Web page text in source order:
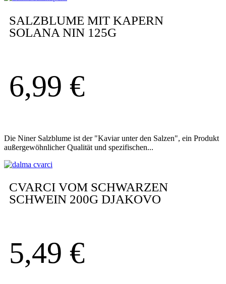
SALZBLUME MIT KAPERN
SOLANA NIN 125G
6,99 €
Die Niner Salzblume ist der "Kaviar unter den Salzen", ein Produkt
außergewöhnlicher Qualität und spezifischen...
CVARCI VOM SCHWARZEN
SCHWEIN 200G DJAKOVO
5,49 €